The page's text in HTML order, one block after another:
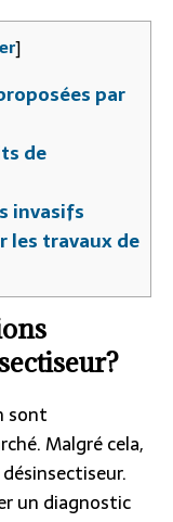
]
par
de
invasifs
les travaux de
sont
Malgré cela,
un diagnostic